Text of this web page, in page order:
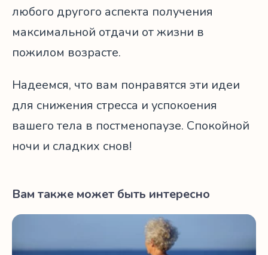
любого другого аспекта получения
максимальной отдачи от жизни в
пожилом возрасте.
Надеемся, что вам понравятся эти идеи
для снижения стресса и успокоения
вашего тела в постменопаузе. Спокойной
ночи и сладких снов!
Вам также может быть интересно
Медитация после 50: 3 важных преимущества